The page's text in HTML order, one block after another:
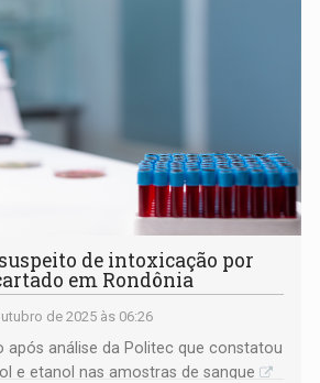
suspeito de intoxicação por
em Rondônia
de 2025 às 06:26
após análise da Politec que constatou
e etanol nas amostras de sangue